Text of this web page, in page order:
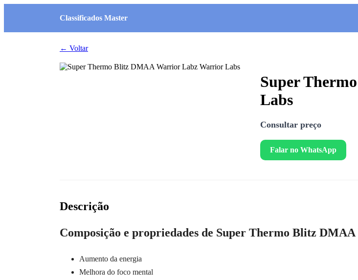
Classificados Master
← Voltar
Super
Labs
Consultar preço
Falar no WhatsApp
Descrição
Composição e propriedades de Super Thermo Blitz
Aumento da energia
Melhora do foco mental